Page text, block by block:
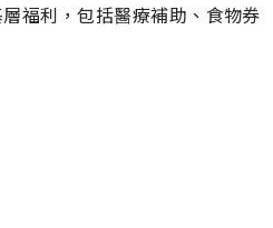
福利，包括醫療補助、食物券